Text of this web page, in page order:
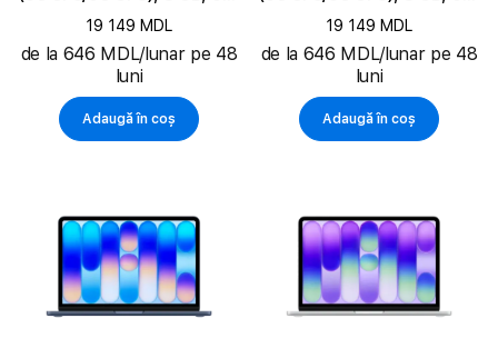
19 149 MDL
de la 646 MDL/lunar pe 48
luni
Adaugă în coș
19 149 MDL
de la 646 MDL/lunar pe 48
luni
Adaugă în coș